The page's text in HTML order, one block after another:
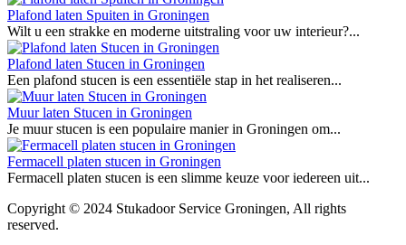
Plafond laten Spuiten in Groningen
Wilt u een strakke en moderne uitstraling voor uw interieur?...
Plafond laten Stucen in Groningen
Een plafond stucen is een essentiële stap in het realiseren...
Muur laten Stucen in Groningen
Je muur stucen is een populaire manier in Groningen om...
Fermacell platen stucen in Groningen
Fermacell platen stucen is een slimme keuze voor iedereen uit...
Copyright © 2024 Stukadoor Service Groningen, All rights
reserved.